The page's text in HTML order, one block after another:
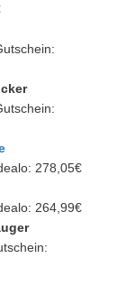
278,05€
264,99€